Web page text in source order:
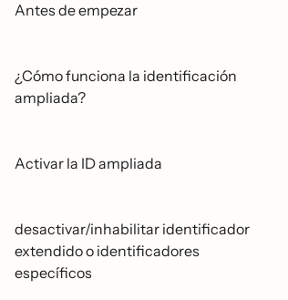
Antes de empezar
¿Cómo funciona la identificación
ampliada?
Activar la ID ampliada
desactivar/inhabilitar identificador
extendido o identificadores
específicos